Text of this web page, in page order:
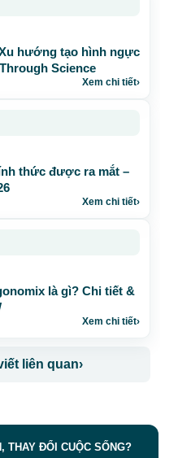
hướng tạo hình ngực
Science
Xem chi tiết›
thức được ra mắt –
Xem chi tiết›
là gì? Chi tiết &
Xem chi tiết›
liên quan›
THAY ĐỔI CUỘC SỐNG?